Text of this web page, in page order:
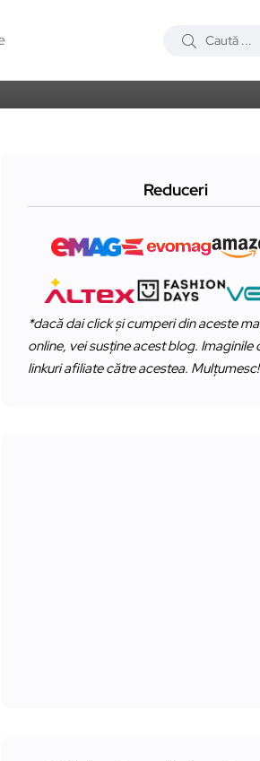
Reduceri
*dacă dai click și cumperi din aceste
online, vei susține acest blog. Imaginile
linkuri afiliate către acestea. Mulțumesc!